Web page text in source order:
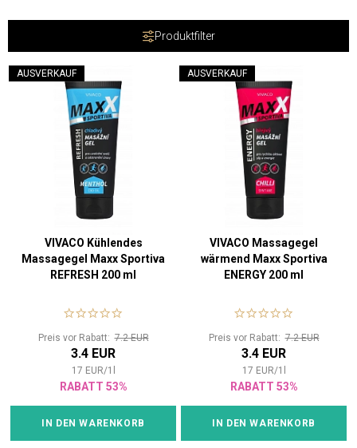
Produktfilter
AUSVERKAUF
VIVACO Kühlendes
Massagegel Maxx Sportiva
REFRESH 200 ml
Preis vor Rabatt:7.2 EUR
3.4 EUR
17 EUR/1
RABATT 53%
IN DEN WARENKORB
AUSVERKAUF
VIVACO Massagegel
wärmend Maxx Sportiva
ENERGY 200 ml
Preis vor Rabatt:7.2 EUR
3.4 EUR
17 EUR/1
RABATT 53%
IN DEN WARENKORB